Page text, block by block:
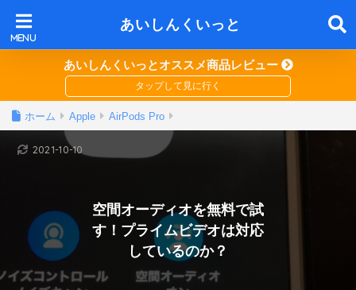
あいしんくいっと
あいしんくいっとオススメ商品レビュー
ホーム Apple AirPods Pro
空間オーディオを無料で試
す！プライムビデオは対応
しているのか？
2021-10-10